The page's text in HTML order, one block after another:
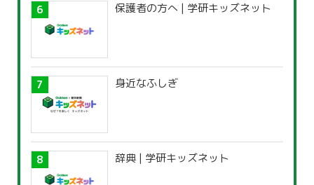
保護者の方へ | 学研キッズネット
身近なふしぎ
辞典 | 学研キッズネット